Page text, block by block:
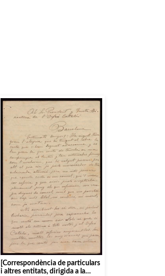
[Correspondència de particulars
i altres entitats, dirigida a la